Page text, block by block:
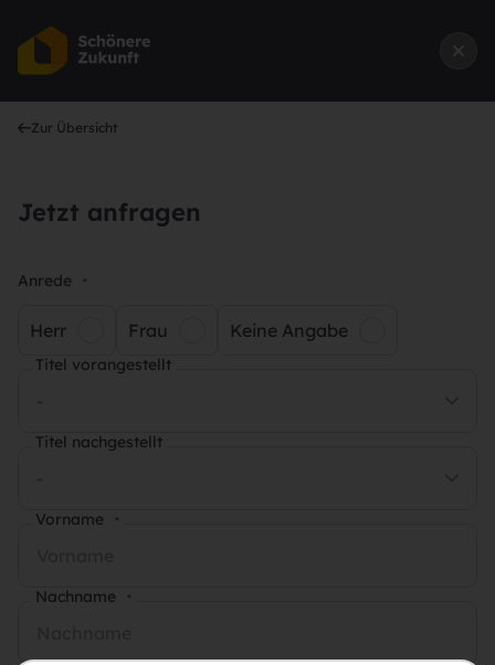
Zur Übersicht
Jetzt anfragen
Anrede *
Herr Frau Keine Angabe
Titel vorangestellt
Titel nachgestellt
Vorname *
Nachname *